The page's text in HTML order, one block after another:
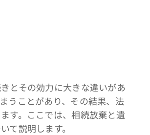
とその効力に大きな違いがあ
うことがあり、その結果、法
す。ここでは、相続放棄と遺
て説明します。